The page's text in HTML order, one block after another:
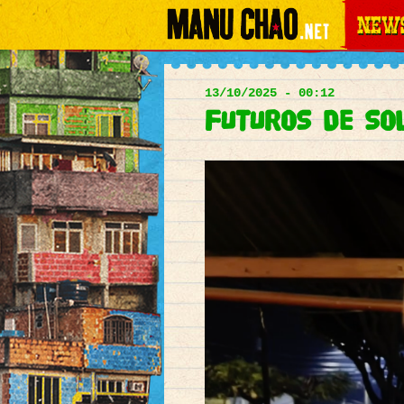
Main
menu
News
13/10/2025 - 00:12
FUTUROS DE